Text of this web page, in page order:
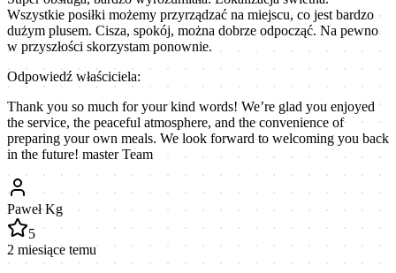
Wszystkie posiłki możemy przyrządzać na miejscu, co jest bardzo
dużym plusem. Cisza, spokój, można dobrze odpocząć. Na pewno
w przyszłości skorzystam ponownie.
Odpowiedź właściciela:
Thank you so much for your kind words! We’re glad you enjoyed
the service, the peaceful atmosphere, and the convenience of
preparing your own meals. We look forward to welcoming you back
in the future! master Team
Paweł Kg
5
2 miesiące temu